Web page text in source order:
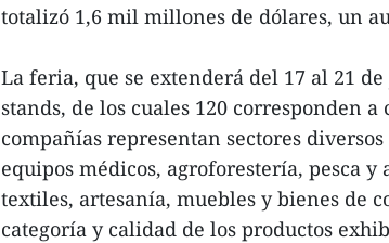
totalizó 1,6 mil millones de dólares, un
La feria, que se extenderá del 17 al 21
stands, de los cuales 120 corresponden
compañías representan sectores
equipos médicos, agroforestería, pesca y
textiles, artesanía, muebles y bienes de
categoría y calidad de los productos